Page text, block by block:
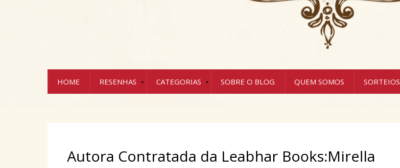
HOME RESENHAS CATEGORIAS SOBRE O BLOG QUEM SOMOS SORTEIOS
Autora Contratada da Leabhar Books:Mirella